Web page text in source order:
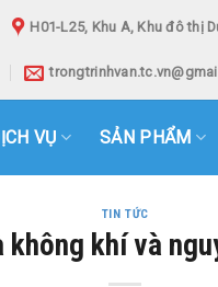
H01-L25, Khu A, Khu đô thị
VỤ SẢN PHẨM
TIN TỨC
không khí và